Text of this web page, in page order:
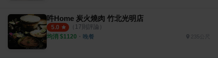
吽Home 炭火燒肉 竹北光明店
5.0 （ 17則評論）
均消 $1120 ・ 晚餐 235公尺